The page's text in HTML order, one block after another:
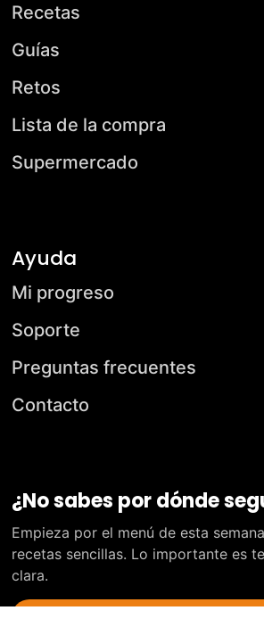
Recetas
Guías
Retos
Lista de la compra
Supermercado
Ayuda
Mi progreso
Soporte
Preguntas frecuentes
Contacto
¿No sabes por dónde
Empieza por el menú de esta
recetas sencillas. Lo importante es
clara.